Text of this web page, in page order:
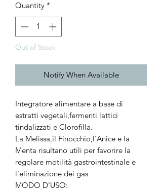
Quantity *
Out of Stock
Notify When Available
Integratore alimentare a base di
estratti vegetali,fermenti lattici
tindalizzati e Clorofilla.
La Melissa,il Finocchio,l'Anice e la
Menta risultano utili per favorire la
regolare motilità gastrointestinale e
l'eliminazione dei gas
MODO D'USO: